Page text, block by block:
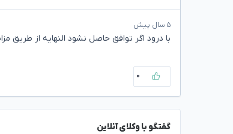
۵ سال پیش
با درود اگر توافق حاصل نشود النهایه از طریق
۰
گفتگو با وکلای آنلاین